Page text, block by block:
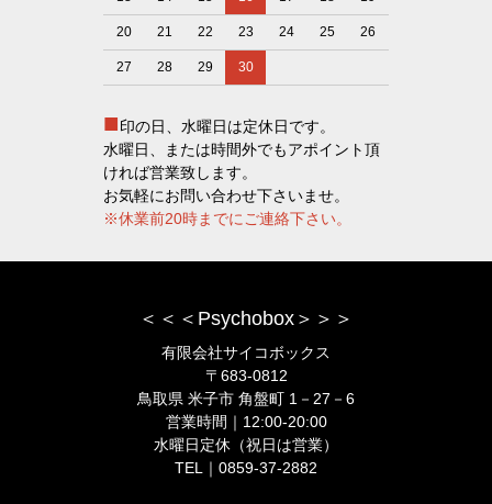
20 21 22 23 24 25 26
27 28 29 30
■印の日、水曜日は定休日です。
水曜日、または時間外でもアポイント頂
ければ営業致します。
お気軽にお問い合わせ下さいませ。
※休業前20時までにご連絡下さい。
＜＜＜Psychobox＞＞＞
有限会社サイコボックス
〒683-0812
鳥取県 米子市 角盤町 1－27－6
営業時間｜12:00-20:00
水曜日定休（祝日は営業）
TEL｜0859-37-2882